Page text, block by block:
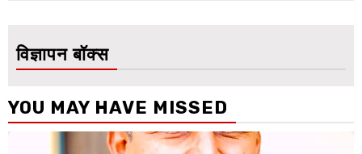
विज्ञापन बॉक्स
YOU MAY HAVE MISSED